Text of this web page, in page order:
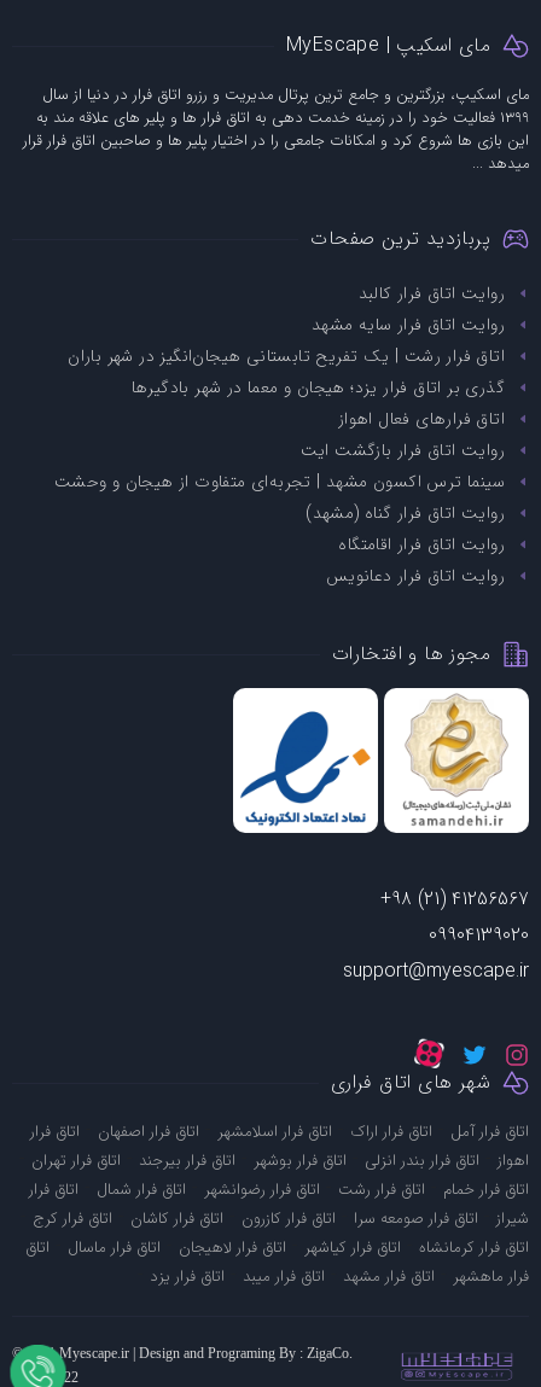
مای اسکیپ | MyEscape
مای اسکیپ، بزرگترین و جامع ترین پرتال مدیریت و رزرو اتاق فرار در دنیا از سال
1399 فعالیت خود را در زمینه خدمت دهی به اتاق فرار ها و پلیر های علاقه مند به
این بازی ها شروع کرد و امکانات جامعی را در اختیار پلیر ها و صاحبین اتاق فرار قرار
میدهد ...
پربازدید ترین صفحات
روایت اتاق فرار کالبد
روایت اتاق فرار سایه مشهد
اتاق فرار رشت | یک تفریح تابستانی هیجان‌انگیز در شهر باران
گذری بر اتاق فرار یزد؛ هیجان و معما در شهر بادگیرها
اتاق فرارهای فعال اهواز
روایت اتاق فرار بازگشت ایت
سینما ترس اکسون مشهد | تجربه‌ای متفاوت از هیجان و وحشت
روایت اتاق فرار گناه (مشهد)
روایت اتاق فرار اقامتگاه
روایت اتاق فرار دعانویس
مجوز ها و افتخارات
+98 (21) 41256567
09904139020
support@myescape.ir
شهر های اتاق فراری
اتاق فرار آمل- اتاق فرار اراک- اتاق فرار اسلامشهر- اتاق فرار اصفهان-
اتاق فرار
اهواز- اتاق فرار بندر انزلی- اتاق فرار بوشهر- اتاق فرار بیرجند- اتاق فرار تهران-
اتاق فرار خمام- اتاق فرار رشت- اتاق فرار رضوانشهر- اتاق فرار شمال-
اتاق فرار
شیراز- اتاق فرار صومعه سرا- اتاق فرار کازرون- اتاق فرار کاشان- اتاق فرار کرج-
اتاق فرار کرمانشاه- اتاق فرار کیاشهر- اتاق فرار لاهیجان- اتاق فرار ماسال-
اتاق
فرار ماهشهر- اتاق فرار مشهد- اتاق فرار میبد- اتاق فرار یزد-
© 2021 Myescape.ir | Design and Programing By : ZigaCo.
Sid : 62022